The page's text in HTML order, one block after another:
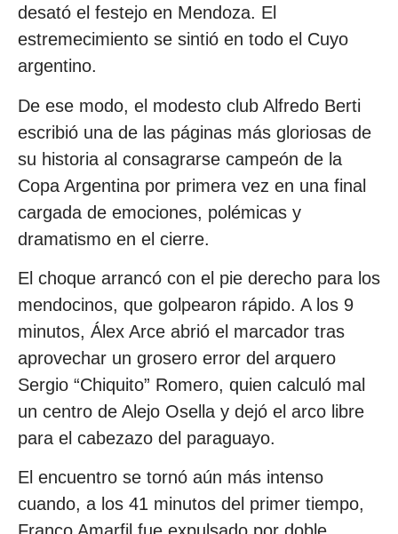
desató el festejo en Mendoza. El
estremecimiento se sintió en todo el Cuyo
argentino.
De ese modo, el modesto club Alfredo Berti
escribió una de las páginas más gloriosas de
su historia al consagrarse campeón de la
Copa Argentina por primera vez en una final
cargada de emociones, polémicas y
dramatismo en el cierre.
El choque arrancó con el pie derecho para los
mendocinos, que golpearon rápido. A los 9
minutos, Álex Arce abrió el marcador tras
aprovechar un grosero error del arquero
Sergio “Chiquito” Romero, quien calculó mal
un centro de Alejo Osella y dejó el arco libre
para el cabezazo del paraguayo.
El encuentro se tornó aún más intenso
cuando, a los 41 minutos del primer tiempo,